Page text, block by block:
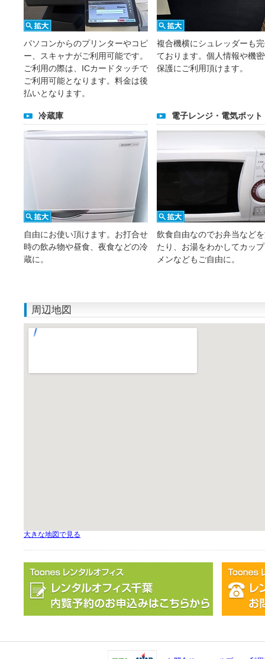
パソコンからのプリンターやコピ
ー、スキャナがご利用可能です。
ご利用の際は、ICカードタッチで
ご利用可能となります。料金は後
払いとなります。
複合機横にシュレッダーも
ております。個人情報や機
保護にご利用頂けます。
冷蔵庫
自由にお使い頂けます。お打合せ
時の飲み物や昼食、夜食などの冷
蔵に。
電子レンジ・電気ポット
飲食自由なのでお弁当など
たり、お湯をわかしてカッ
メンなどもご自由に。
周辺地図
大きな地図で見る